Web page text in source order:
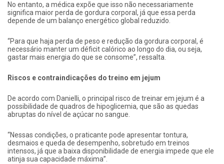
No entanto, a médica expõe que isso não necessariamente
significa maior perda de gordura corporal, já que essa perda
depende de um balanço energético global reduzido.
“Para que haja perda de peso e redução da gordura corporal, é
necessário manter um déficit calórico ao longo do dia, ou seja,
gastar mais energia do que se consome”, ressalta.
Riscos e contraindicações do treino em jejum
De acordo com Danielli, o principal risco de treinar em jejum é a
possibilidade de quadros de hipoglicemia, que são as quedas
abruptas do nível de açúcar no sangue.
“Nessas condições, o praticante pode apresentar tontura,
desmaios e queda de desempenho, sobretudo em treinos
intensos, já que a baixa disponibilidade de energia impede que ele
atinja sua capacidade máxima”.